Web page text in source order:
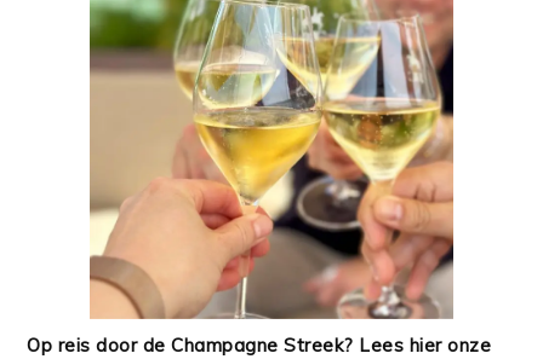
Op reis door de Champagne Streek? Lees hier onze